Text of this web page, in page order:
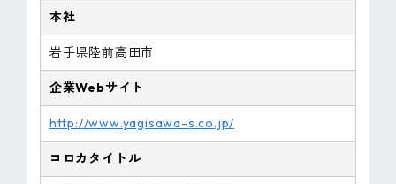
本社
岩手県陸前高田市
企業Webサイト
http://www.yagisawa-s.co.jp/
コロカタイトル